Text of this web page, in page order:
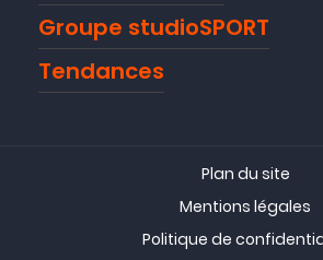
Groupe studioSPORT
Tendances
Plan du site
Mentions légales
Politique de